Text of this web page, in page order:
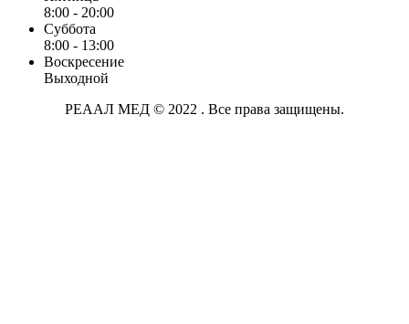
8:00 - 20:00
Суббота
8:00 - 13:00
Воскресение
Выходной
РЕААЛ МЕД © 2022 . Все права защищены.